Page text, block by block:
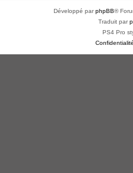
Développé parphpBB®
Traduit par
PS4 Pro
Confidentialité